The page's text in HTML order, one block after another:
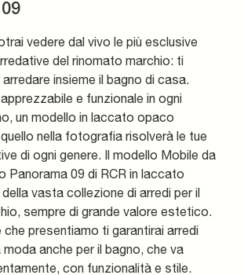
vedere dal vivo le più esclusive
del rinomato marchio: ti
insieme il bagno di casa.
e funzionale in ogni
un modello in laccato opaco
nella fotografia risolverà le tue
di ogni genere. Il modello Mobile da
Panorama 09 di RCR in laccato
vasta collezione di arredi per il
sempre di grande valore estetico.
che presentiamo ti garantirai arredi
anche per il bagno, che va
con funzionalità e stile.